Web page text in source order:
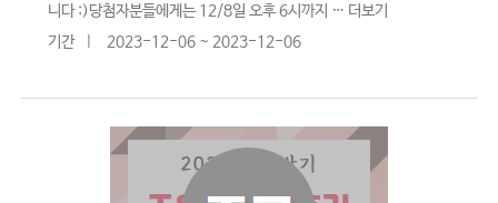
니다 :)당첨자분들에게는 12/8일 오후 6시까지 … 더보기
기간
2023-12-06 ~ 2023-12-06